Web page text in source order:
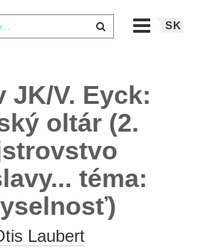
SK
JK/V. Eyck:
oltár (2.
téma:
Laubert